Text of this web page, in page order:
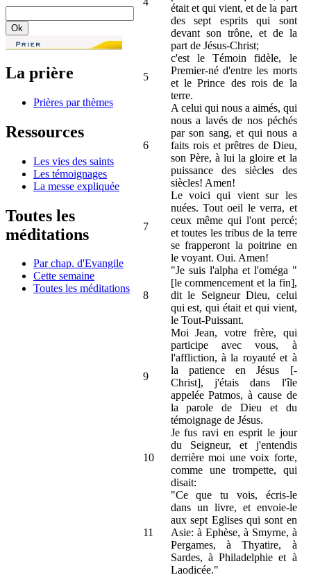
La prière
Prières par thèmes
Ressources
Les vies des saints
Les témoignages
La messe expliquée
Toutes les
méditations
Par chap. d'Evangile
Cette semaine
Toutes les méditations
était et qui vient, et de la part
des sept esprits qui sont
devant son trône, et de la
part de Jésus-Christ;
5
c'est le Témoin fidèle, le
Premier-né d'entre les morts
et le Prince des rois de la
terre.
6
A celui qui nous a aimés, qui
nous a lavés de nos péchés
par son sang, et qui nous a
faits rois et prêtres de Dieu,
son Père, à lui la gloire et la
puissance des siècles des
siècles! Amen!
7
Le voici qui vient sur les
nuées. Tout oeil le verra, et
ceux même qui l'ont percé;
et toutes les tribus de la terre
se frapperont la poitrine en
le voyant. Oui. Amen!
8
"Je suis l'alpha et l'oméga "
[le commencement et la fin],
dit le Seigneur Dieu, celui
qui est, qui était et qui vient,
le Tout-Puissant.
9
Moi Jean, votre frère, qui
participe avec vous, à
l'affliction, à la royauté et à
la patience en Jésus [-
Christ], j'étais dans l'île
appelée Patmos, à cause de
la parole de Dieu et du
témoignage de Jésus.
10
Je fus ravi en esprit le jour
du Seigneur, et j'entendis
derrière moi une voix forte,
comme une trompette, qui
disait:
11
"Ce que tu vois, écris-le
dans un livre, et envoie-le
aux sept Eglises qui sont en
Asie: à Ephèse, à Smyrne, à
Pergames, à Thyatire, à
Sardes, à Philadelphie et à
Laodicée."